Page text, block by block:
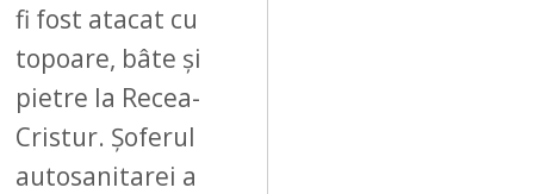
fi fost atacat cu
topoare, bâte și
pietre la Recea-
Cristur. Șoferul
autosanitarei a